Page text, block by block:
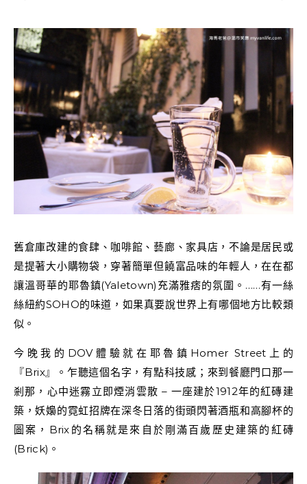
舊倉庫改建的食肆、咖啡館、藝廊、家具店，不論是居民或
是提著大小購物袋，穿著簡單但饒富品味的年輕人，在在都
讓溫哥華的耶魯鎮(Yaletown)充滿雅痞的氛圍。……有一絲
絲紐約SOHO的味道，如果真要說世界上有哪個地方比較類
似。
今晚我的DOV體驗就在耶魯鎮Homer Street上的
『Brix』。乍聽這個名字，有點科技感；來到餐廳門口那一
剎那，心中迷霧立即煙消雲散 – 一座建於1912年的紅磚建
築，妖嬝的霓虹招牌在深冬日落的街頭閃著酒瓶和高腳杯的
圖案，Brix的名稱就是來自於剛滿百歲歷史建築的紅磚
(Brick)。